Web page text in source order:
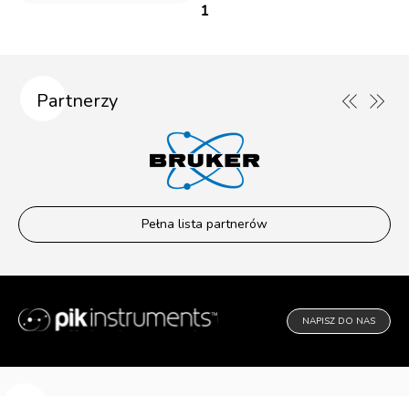
1
Partnerzy
Pełna lista partnerów
NAPISZ DO NAS